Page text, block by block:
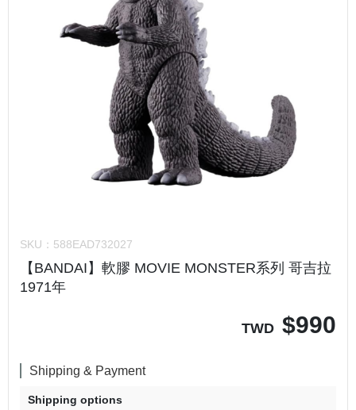
SKU： 588EAD732027
【BANDAI】軟膠 MOVIE MONSTER系列 哥吉拉
1971年
TWD $990
Shipping & Payment
Shipping options